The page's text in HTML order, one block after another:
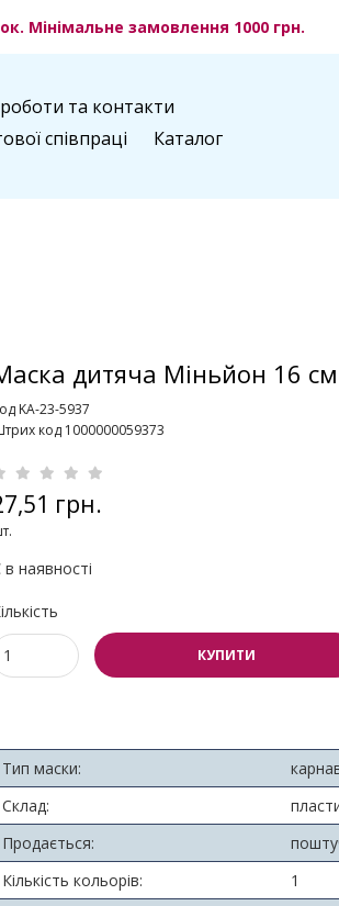
Мінімальне замовлення 1000 грн.
та контакти
співпраці
Каталог
дитяча Міньйон 16 см
KA-23-5937
код 1000000059373
грн.
в наявності
КУПИТИ
Тип маски:
Склад:
Продається:
Кількість кольорів:
1